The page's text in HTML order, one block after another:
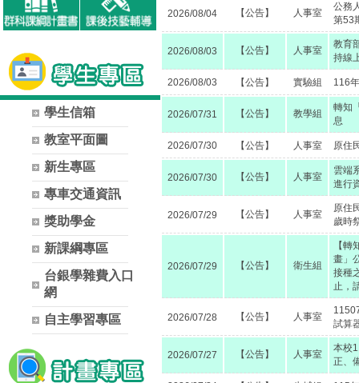
學生信箱
教室平面圖
新生專區
專車交通資訊
獎助學金
新課綱專區
台銀學雜費入口
網
自主學習專區
2026/08/04 【公告】 人事室
公務
第53
2026/08/03 【公告】 人事室
教育
持線
2026/08/03 【公告】 實驗組 116
2026/07/31 【公告】 教學組
轉知
息
2026/07/30 【公告】 人事室 原住
2026/07/30 【公告】 人事室
雲端
進行
2026/07/29 【公告】 人事室
原住
歲時
2026/07/29 【公告】 衛生組
【
畫」
接種
止，
2026/07/28 【公告】 人事室
試算
2026/07/27 【公告】 人事室
本校
正、